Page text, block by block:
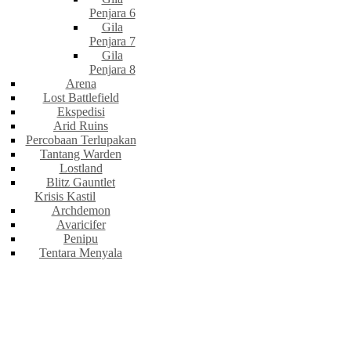
Penjara 6
Gila
Penjara 7
Gila
Penjara 8
Arena
Lost Battlefield
Ekspedisi
Arid Ruins
Percobaan Terlupakan
Tantang Warden
Lostland
Blitz Gauntlet
Krisis Kastil
Archdemon
Avaricifer
Penipu
Tentara Menyala